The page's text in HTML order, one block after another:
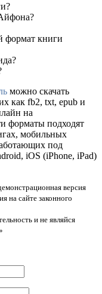
формат книги
можно скачать
как fb2, txt, epub и
на
форматы подходят
мобильных
под
iOS (iPhone, iPad)
версия
на сайте законного
и не являйся